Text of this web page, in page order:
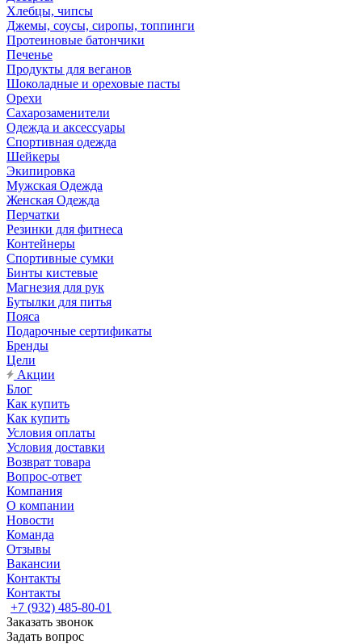
Хлебцы, чипсы
Джемы, соусы, сиропы, топпинги
Протеиновые батончики
Печенье
Продукты для веганов
Шоколадные и ореховые пасты
Орехи
Сахарозаменители
Одежда и аксессуары
Спортивная одежда
Шейкеры
Экипировка
Мужская Одежда
Женская Одежда
Перчатки
Резинки для фитнеса
Контейнеры
Спортивные сумки
Бинты кистевые
Магнезия для рук
Бутылки для питья
Пояса
Подарочные сертификаты
Бренды
Цели
Акции
Блог
Как купить
Как купить
Условия оплаты
Условия доставки
Возврат товара
Вопрос-ответ
Компания
О компании
Новости
Команда
Отзывы
Вакансии
Контакты
Контакты
+7 (932) 485-80-01
Заказать звонок
Задать вопрос